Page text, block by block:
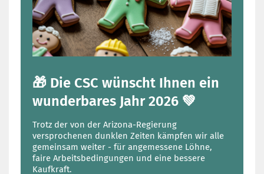
🎁 Die CSC wünscht Ihnen ein
wunderbares Jahr 2026 💚
Trotz der von der Arizona-Regierung
versprochenen dunklen Zeiten kämpfen wir alle
gemeinsam weiter - für angemessene Löhne,
faire Arbeitsbedingungen und eine bessere
Kaufkraft.